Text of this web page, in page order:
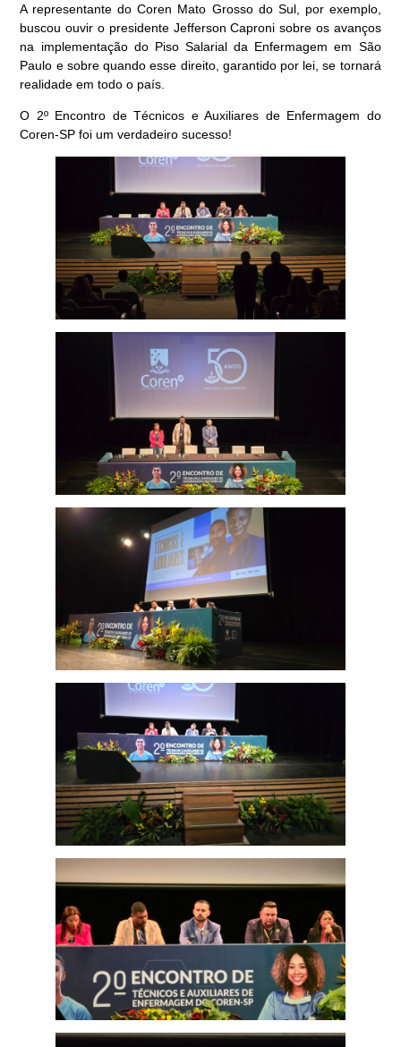
A representante do Coren Mato Grosso do Sul, por exemplo,
buscou ouvir o presidente Jefferson Caproni sobre os avanços
na implementação do Piso Salarial da Enfermagem em São
Paulo e sobre quando esse direito, garantido por lei, se tornará
realidade em todo o país.
O 2º Encontro de Técnicos e Auxiliares de Enfermagem do
Coren-SP foi um verdadeiro sucesso!